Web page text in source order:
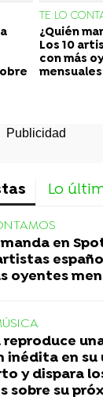
TE LO
¿Quién
Los 10
con más
mensuales
Lo
manda en
oyentes
reproduce
inédita en
y dispara
sobre su